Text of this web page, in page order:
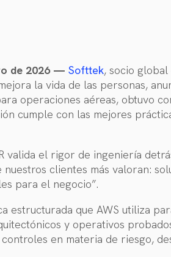
de 2026 — Softtek, socio
la vida de las personas,
operaciones aéreas, obtuvo
cumple con las mejores
valida el rigor de ingeniería
clientes más valoran:
para el negocio”.
estructurada que AWS utiliza
y operativos
en materia de riesgo,